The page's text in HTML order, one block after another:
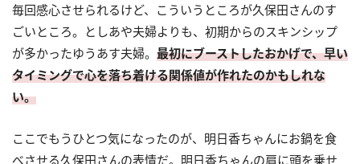
毎回感心させられるけど、こういうところが久保田さんのす
ごいところ。としあや夫婦よりも、初期からのスキンシップ
が多かったゆうあす夫婦。 最初にブーストしたおかげで、早い
タイミングで心を落ち着ける関係値が作れたのかもしれな
い。
ここでもうひとつ気になったのが、明日香ちゃんにお鍋を食
べさせる久保田さんの表情だ。明日香ちゃんの肩に頭を乗せ